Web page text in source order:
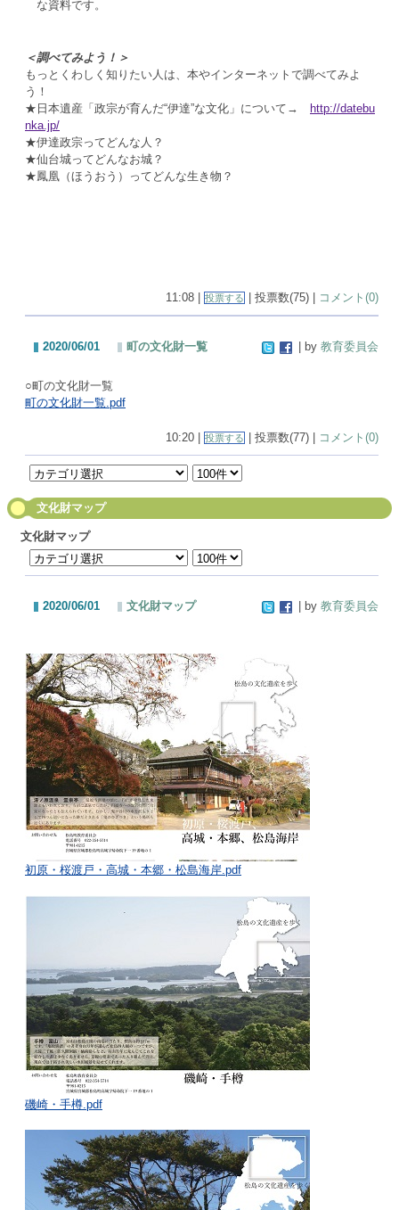
な資料です。
＜調べてみよう！＞
もっとくわしく知りたい人は、本やインターネットで調べてみよ
う！
★日本遺産「政宗が育んだ“伊達”な文化」について→
http://datebu
nka.jp/
★伊達政宗ってどんな人？
★仙台城ってどんなお城？
★鳳凰（ほうおう）ってどんな生き物？
11:08 | 投票する | 投票数(75) | コメント(0)
2020/06/01 町の文化財一覧 | by 教育委員会
○町の文化財一覧
町の文化財一覧.pdf
10:20 | 投票する | 投票数(77) | コメント(0)
文化財マップ
文化財マップ
2020/06/01 文化財マップ | by 教育委員会
初原・桜渡戸・高城・本郷・松島海岸.pdf
磯崎・手樽.pdf